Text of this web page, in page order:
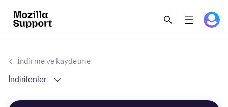
İndirme ve kaydetme
İndirilenler